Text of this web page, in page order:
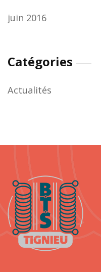
juin 2016
Catégories
Actualités